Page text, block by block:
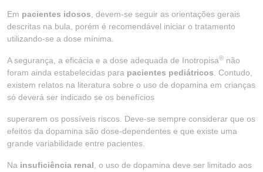
Em pacientes idosos , devem-se seguir as orientações gerais
descritas na bula, porém é recomendável iniciar o tratamento
utilizando-se a dose mínima.
A segurança, a eficácia e a dose adequada de Inotropisa® não
foram ainda estabelecidas para pacientes pediátricos . Contudo,
existem relatos na literatura sobre o uso de dopamina em crianças
só deverá ser indicado se os benefícios
superarem os possíveis riscos. Deve-se sempre considerar que os
efeitos da dopamina são dose-dependentes e que existe uma
grande variabilidade entre pacientes.
Na insuficiência renal , o uso de dopamina deve ser limitado aos